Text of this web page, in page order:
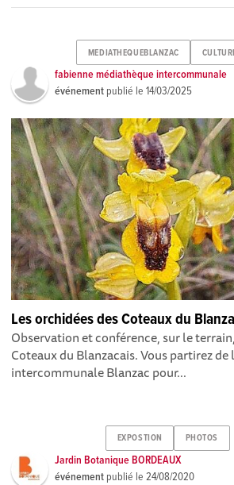
MEDIATHEQUEBLANZAC
fabienne médiathèque intercommunale
événement publié le14/03/2025
Les orchidées des Coteaux du
Observation et conférence, sur le
Coteaux du Blanzacais. Vous partirez
intercommunale Blanzac pour...
EXPOSTION PHOTOS
Jardin Botanique BORDEAUX
événement publié le24/08/2020